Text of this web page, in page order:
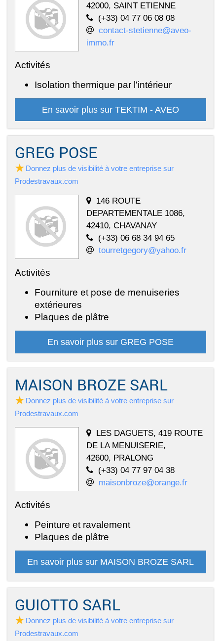
42000, SAINT ETIENNE
(+33) 04 77 06 08 08
contact-stetienne@aveo-
immo.fr
Activités
Isolation thermique par l'intérieur
En savoir plus sur TEKTIM - AVEO
GREG POSE
Donnez plus de visibilité à votre entreprise sur
Prodestravaux.com
146 ROUTE
DEPARTEMENTALE 1086,
42410, CHAVANAY
(+33) 06 68 34 94 65
tourretgegory@yahoo.fr
Activités
Fourniture et pose de menuiseries
extérieures
Plaques de plâtre
En savoir plus sur GREG POSE
MAISON BROZE SARL
Donnez plus de visibilité à votre entreprise sur
Prodestravaux.com
LES DAGUETS, 419 ROUTE
DE LA MENUISERIE,
42600, PRALONG
(+33) 04 77 97 04 38
maisonbroze@orange.fr
Activités
Peinture et ravalement
Plaques de plâtre
En savoir plus sur MAISON BROZE SARL
GUIOTTO SARL
Donnez plus de visibilité à votre entreprise sur
Prodestravaux.com